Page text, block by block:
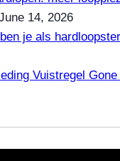
14, 2026
je als
Vuistregel